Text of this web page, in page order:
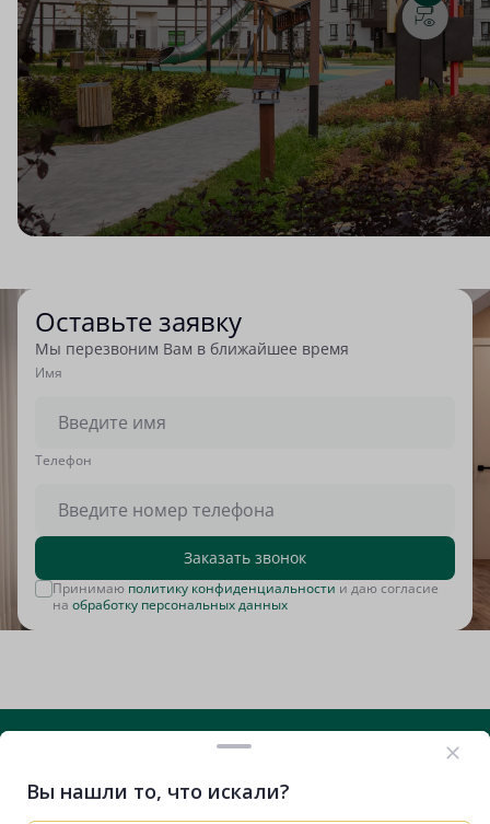
Оставьте заявку
Мы перезвоним Вам в ближайшее время
Имя
Tелефон
Заказать звонок
Принимаю политику конфиденциальности и даю согласие
на обработку персональных данных
+7 (812) 635-29-71
Вы нашли то, что искали?